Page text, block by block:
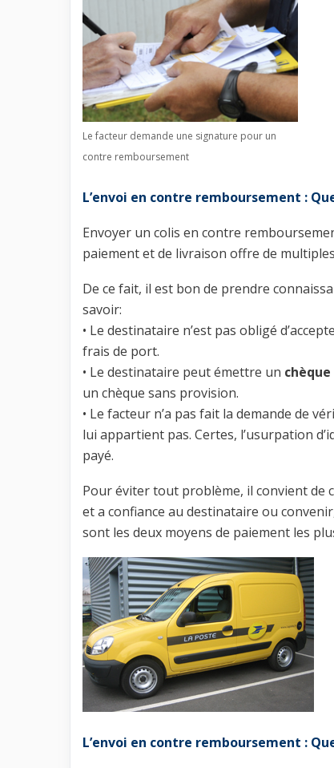
Le facteur demande une signature pour un
contre remboursement
L’envoi en contre remboursement :
Envoyer un colis en contre
paiement et de livraison offre de
De ce fait, il est bon de prendre
savoir:
• Le destinataire n’est pas obligé
frais de port.
• Le destinataire peut émettre un
un chèque sans provision.
• Le facteur n’a pas fait la demande de
lui appartient pas. Certes, l’usurpation
payé.
Pour éviter tout problème, il convient de
et a confiance au destinataire ou
sont les deux moyens de paiement les
L’envoi en contre remboursement :